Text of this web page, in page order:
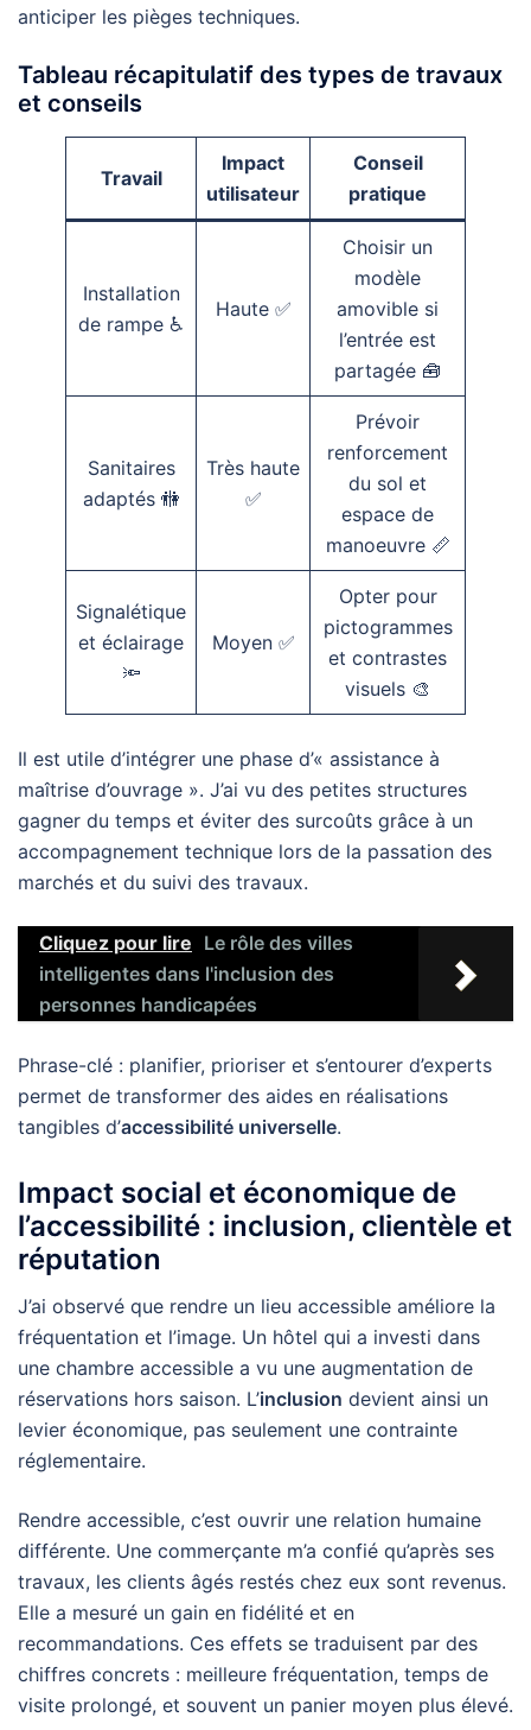
anticiper les pièges techniques.
Tableau récapitulatif des types de travaux
et conseils
Travail
Impact
utilisateur
Conseil
pratique
Installation
de rampe ♿
Haute ✅
Choisir un
modèle
amovible si
l’entrée est
partagée 🧰
Sanitaires
adaptés 🚻
Très haute
✅
Prévoir
renforcement
du sol et
espace de
manoeuvre 📏
Signalétique
et éclairage
🔦
Moyen ✅
Opter pour
pictogrammes
et contrastes
visuels 🎨
Il est utile d’intégrer une phase d’« assistance à
maîtrise d’ouvrage ». J’ai vu des petites structures
gagner du temps et éviter des surcoûts grâce à un
accompagnement technique lors de la passation des
marchés et du suivi des travaux.
Cliquez pour lire Le rôle des villes
intelligentes dans l'inclusion des
personnes handicapées
Phrase-clé : planifier, prioriser et s’entourer d’experts
permet de transformer des aides en réalisations
tangibles d’accessibilité universelle.
Impact social et économique de
l’accessibilité : inclusion, clientèle et
réputation
J’ai observé que rendre un lieu accessible améliore la
fréquentation et l’image. Un hôtel qui a investi dans
une chambre accessible a vu une augmentation de
réservations hors saison. L’inclusion devient ainsi un
levier économique, pas seulement une contrainte
réglementaire.
Rendre accessible, c’est ouvrir une relation humaine
différente. Une commerçante m’a confié qu’après ses
travaux, les clients âgés restés chez eux sont revenus.
Elle a mesuré un gain en fidélité et en
recommandations. Ces effets se traduisent par des
chiffres concrets : meilleure fréquentation, temps de
visite prolongé, et souvent un panier moyen plus élevé.